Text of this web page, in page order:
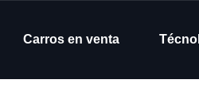
Carros en venta